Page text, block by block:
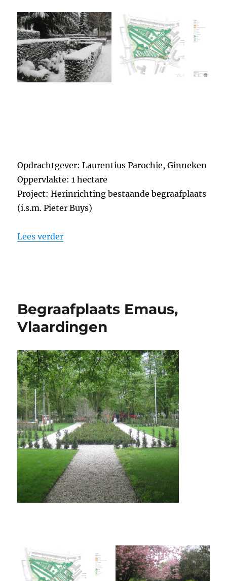
Opdrachtgever: Laurentius Parochie, Ginneken
Oppervlakte: 1 hectare
Project: Herinrichting bestaande begraafplaats
(i.s.m. Pieter Buys)
Lees verder“Begraafplaats Vogelenzang, St.
Begraafplaats Emaus,
Vlaardingen